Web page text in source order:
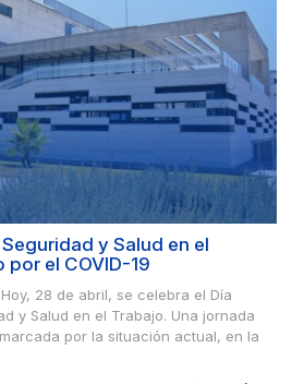
y Salud en el
el COVID-19
Hoy, 28 de abril, se celebra el Día
y Salud en el Trabajo. Una jornada
por la situación actual, en la